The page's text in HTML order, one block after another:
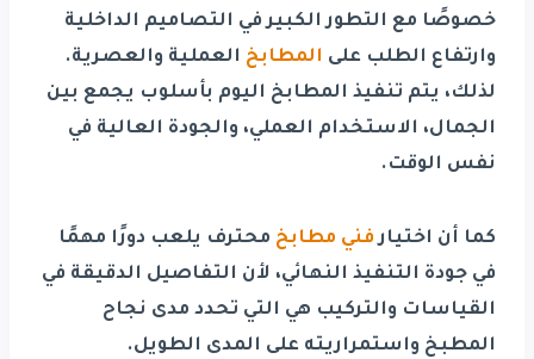
خصوصًا مع التطور الكبير في التصاميم الداخلية
وارتفاع الطلب على المطابخ العملية والعصرية.
لذلك، يتم تنفيذ المطابخ اليوم بأسلوب يجمع بين
الجمال، الاستخدام العملي، والجودة العالية في
نفس الوقت.
كما أن اختيارفني مطابخ محترف يلعب دورًا مهمًا
في جودة التنفيذ النهائي، لأن التفاصيل الدقيقة في
القياسات والتركيب هي التي تحدد مدى نجاح
المطبخ واستمراريته على المدى الطويل.